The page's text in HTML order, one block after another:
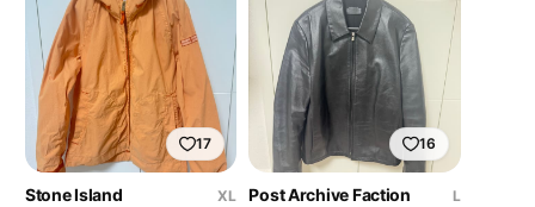
17
Stone Island
XL
16
Post Archive Faction
L